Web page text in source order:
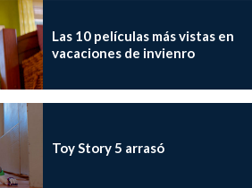
Las 10 películas más vistas en
vacaciones de invienro
Toy Story 5 arrasó